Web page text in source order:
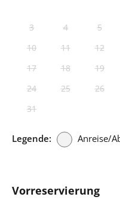
3
4 5
10
11 12
17
18 19
24
25 26
31
Legende: Anreise/
Vorreservierung